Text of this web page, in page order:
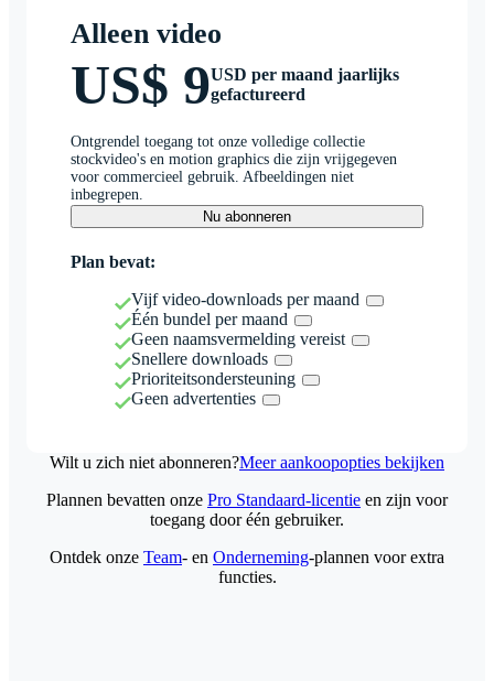
Alleen video
US$ 9USD per maand jaarlijks
gefactureerd
Ontgrendel toegang tot onze volledige collectie
stockvideo's en motion graphics die zijn vrijgegeven
voor commercieel gebruik. Afbeeldingen niet
inbegrepen.
Nu abonneren
Plan bevat:
Vijf video-downloads per maand
Één bundel per maand
Geen naamsvermelding vereist
Snellere downloads
Prioriteitsondersteuning
Geen advertenties
Wilt u zich niet abonneren?Meer aankoopopties bekijken
Plannen bevatten onze Pro Standaard-licentie en zijn voor
toegang door één gebruiker.
Ontdek onze Team- en Onderneming-plannen voor extra
functies.